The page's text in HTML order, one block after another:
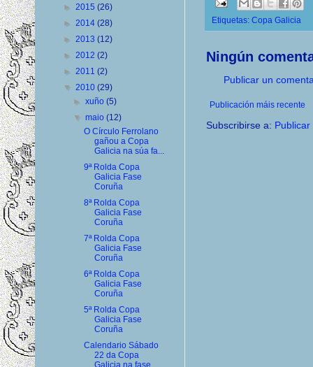
Etiquetas: Copa Galicia
Ningún
Publicar un
Publicación máis recente
Subscribirse a:
► 2015 (26)
► 2014 (28)
► 2013 (12)
► 2012 (2)
► 2011 (2)
▼ 2010 (29)
►xuño(5)
▼maio(12)
O Círculo Ferrolano
gañou a Copa
Galicia na súa fa...
9ª Rolda Copa
Galicia Fase
Coruña
8ª Rolda Copa
Galicia Fase
Coruña
7ª Rolda Copa
Galicia Fase
Coruña
6ª Rolda Copa
Galicia Fase
Coruña
5ª Rolda Copa
Galicia Fase
Coruña
Calendario Sábado
22 da Copa
Galicia na fase